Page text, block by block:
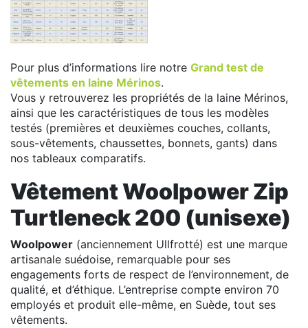
Pour plus d’informations lire notre Grand test de
vêtements en laine Mérinos.
Vous y retrouverez les propriétés de la laine Mérinos,
ainsi que les caractéristiques de tous les modèles
testés (premières et deuxièmes couches, collants,
sous-vêtements, chaussettes, bonnets, gants) dans
nos tableaux comparatifs.
Vêtement Woolpower Zip
Turtleneck 200 (unisexe)
Woolpower (anciennement Ullfrotté) est une marque
artisanale suédoise, remarquable pour ses
engagements forts de respect de l’environnement, de
qualité, et d’éthique. L’entreprise compte environ 70
employés et produit elle-même, en Suède, tout ses
vêtements.